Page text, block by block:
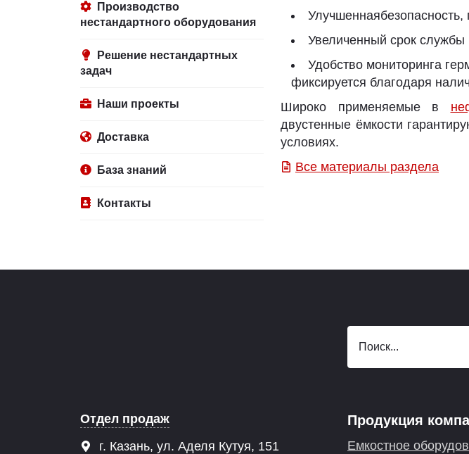
Производство
нестандартного оборудования
Решение нестандартных
задач
Наши проекты
Доставка
База знаний
Контакты
Увеличенный срок службы
Удобство мониторинга
фиксируется благодаря
Широко применяемые в
двустенные ёмкости
условиях.
Все материалы раздела
Отдел продаж
г. Казань, ул. Аделя Кутуя, 151
Продукция
Емкостное